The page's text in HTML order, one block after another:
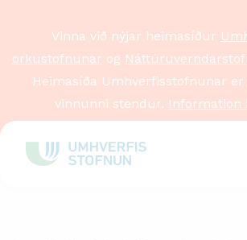
Vinna við nýjar heimasíður
orkustofnunar og
Heimasíða Umhverfisstofnunar
vinnunni stendur. Information